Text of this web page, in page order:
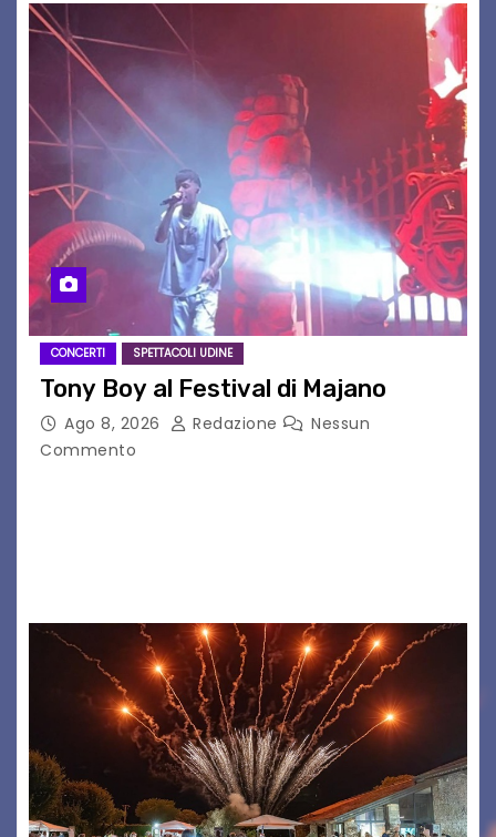
CONCERTI SPETTACOLI UDINE
Tony Boy al Festival di Majano
Ago 8, 2026 Redazione
Nessun
Commento